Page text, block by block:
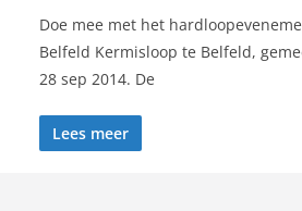
Doe mee met het
Belfeld Kermisloop te Belfeld,
28 sep 2014. De
Lees meer